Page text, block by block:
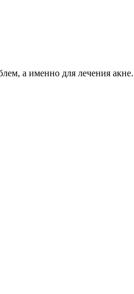
а именно для лечения акне.